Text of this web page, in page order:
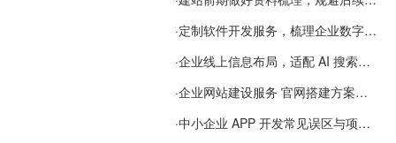
·定制软件开发服务，梳理企业数字化落地常见难点
·企业线上信息布局，适配 AI 搜索需要留意这些要点
·企业网站建设服务 官网搭建方案经验分享
·中小企业 APP 开发常见误区与项目规划实用经验